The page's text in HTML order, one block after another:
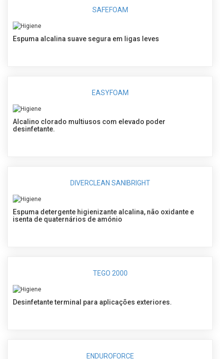
SAFEFOAM
Espuma alcalina suave segura em ligas leves
EASYFOAM
Alcalino clorado multiusos com elevado poder
desinfetante.
DIVERCLEAN SANIBRIGHT
Espuma detergente higienizante alcalina, não oxidante e
isenta de quaternários de amónio
TEGO 2000
Desinfetante terminal para aplicações exteriores.
ENDUROFORCE